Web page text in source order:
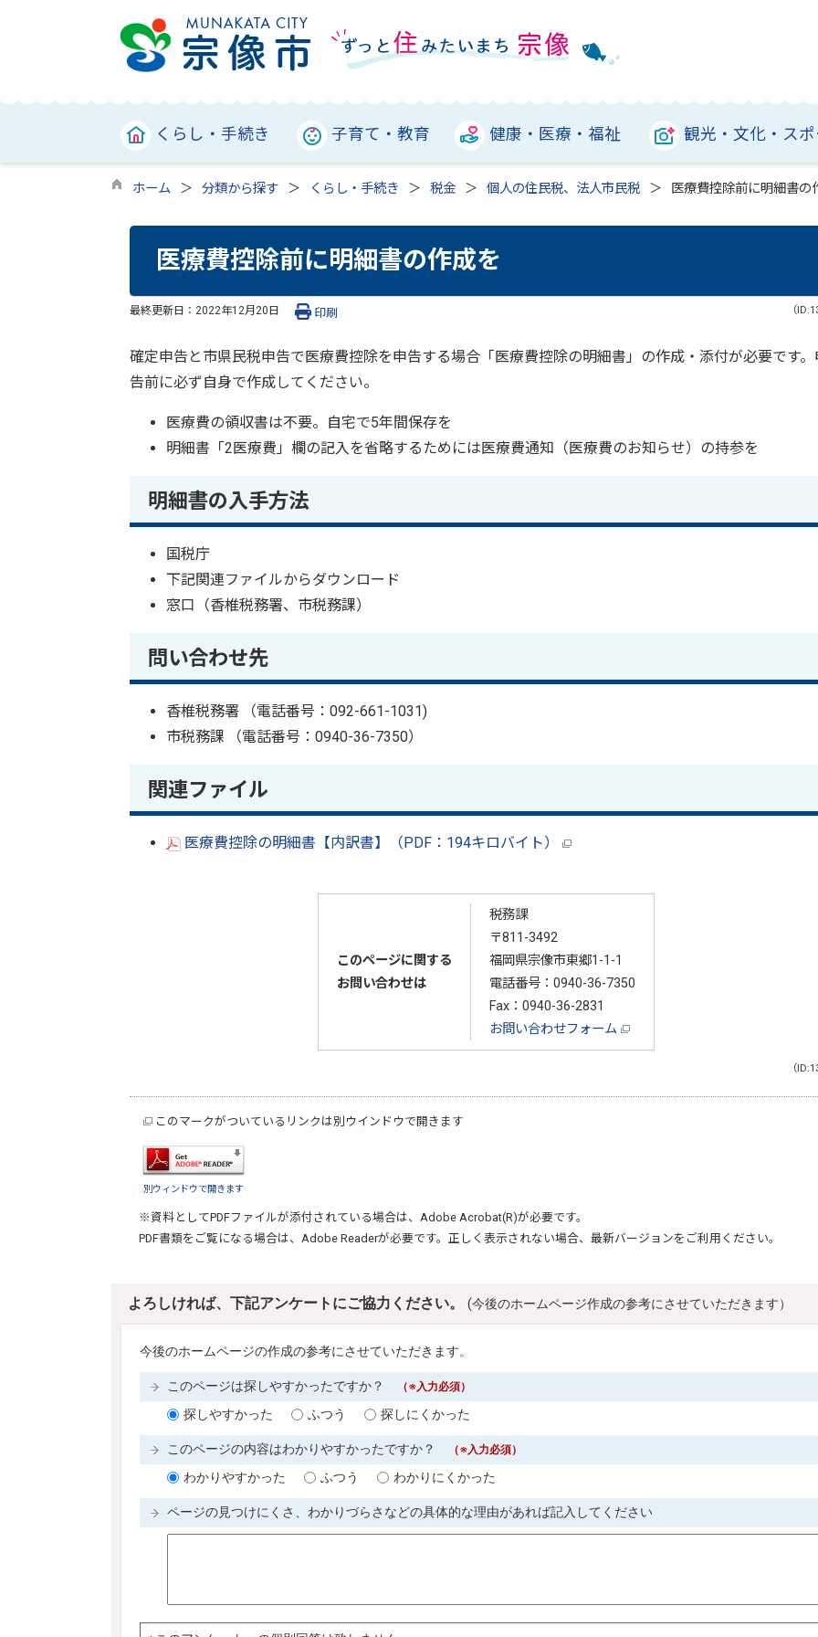
くらし・手続き 子育て・教育 健康・医療・福祉 観光・文化・ス
ホーム 分類から探す くらし・手続き 税金 個人の住民税、法人市民税 医療費控除前に明細書の
医療費控除前に明細書の作成を
最終更新日： 2022年12月20日 （
印刷
確定申告と市県民税申告で医療費控除を申告する場合「医療費控除の明細書」の作成・添付が必要です。
告前に必ず自身で作成してください。
医療費の領収書は不要。自宅で5年間保存を
明細書「2医療費」欄の記入を省略するためには医療費通知（医療費のお知らせ）の持参を
明細書の入手方法
国税庁
下記関連ファイルからダウンロード
窓口（香椎税務署、市税務課）
問い合わせ先
香椎税務署 （電話番号：092-661-1031)
市税務課 （電話番号：0940-36-7350）
関連ファイル
医療費控除の明細書【内訳書】（PDF：194キロバイト）
このページに関する
お問い合わせは
税務課
〒811-3492
福岡県宗像市東郷1-1-1
電話番号： 0940-36-7350
Fax：0940-36-2831
お問い合わせフォーム
（
このマークがついているリンクは別ウインドウで開きます
別ウィンドウで開きます
※資料としてPDFファイルが添付されている場合は、 Adobe Acrobat(R)が必要です。
PDF書類をご覧になる場合は、 Adobe Readerが必要です。正しく表示されない場合、最新バージョンをご利用ください。